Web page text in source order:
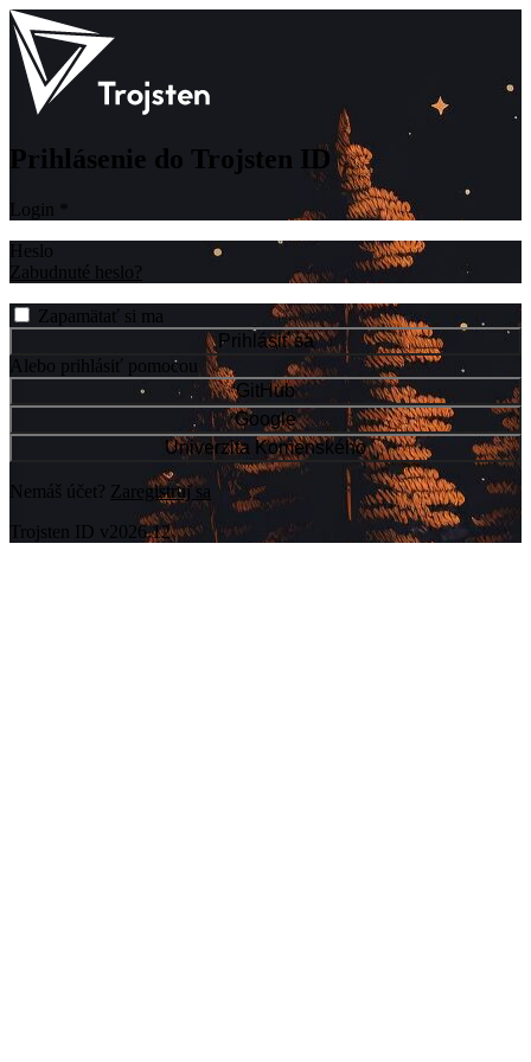
Prihlásenie do Trojsten ID
Login
Heslo
Zabudnuté heslo?
Zapamätať si ma
Prihlásiť sa
Alebo prihlásiť pomocou
GitHub
Google
Univerzita Komenského
Nemáš účet? Zaregistruj sa
Trojsten ID v2026.12